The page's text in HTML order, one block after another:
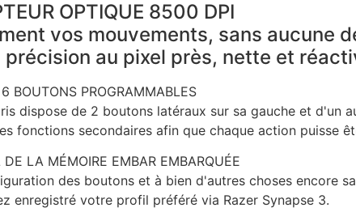
OPTIQUE 8500 DPI
vos mouvements, sans aucune
au pixel près, nette et
6 BOUTONS PROGRAMMABLES
dispose de 2 boutons latéraux sur sa gauche et d'un
fonctions secondaires afin que chaque action puisse
DE LA MÉMOIRE EMBAR EMBARQUÉE
des boutons et à bien d'autres choses encore
enregistré votre profil préféré via Razer Synapse 3.